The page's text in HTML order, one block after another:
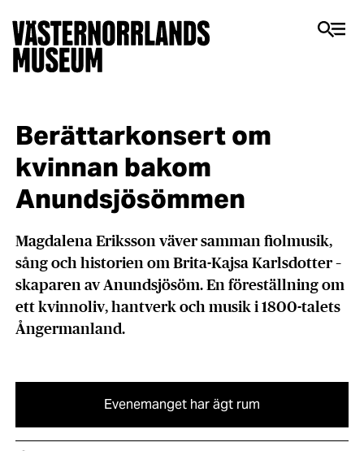
Berättarkonsert om
kvinnan bakom
Anundsjösömmen
Magdalena Eriksson väver samman fiolmusik,
sång och historien om Brita-Kajsa Karlsdotter –
skaparen av Anundsjösöm. En föreställning om
ett kvinnoliv, hantverk och musik i 1800-talets
Ångermanland.
Evenemanget har ägt rum